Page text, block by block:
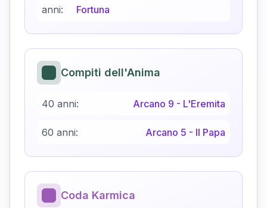
anni:
Fortuna
Compiti dell'Anima
40 anni: Arcano 9 - L'Eremita
60 anni: Arcano 5 - Il Papa
Coda Karmica